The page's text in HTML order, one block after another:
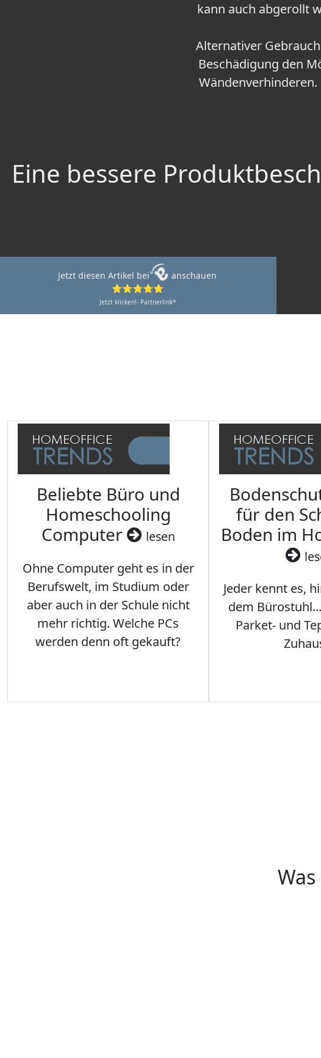
kann auch abgerollt
Alternativer
Beschädigung den
Eine bessere
Jetzt diesen Artikel bei
anschauen
⭐⭐⭐⭐⭐
Jetzt klicken!- Partnerlink*
Beliebte Büro und
Homeschooling
Computer
lesen
Ohne Computer geht es in der
Berufswelt, im Studium oder
aber auch in der Schule nicht
mehr richtig. Welche PCs
werden denn oft gekauft?
für den
Boden im
Jeder kennt es,
dem
Parket- und